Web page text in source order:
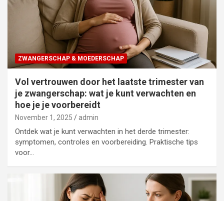
ZWANGERSCHAP & MOEDERSCHAP
Vol vertrouwen door het laatste trimester van
je zwangerschap: wat je kunt verwachten en
hoe je je voorbereidt
November 1, 2025 admin
Ontdek wat je kunt verwachten in het derde trimester:
symptomen, controles en voorbereiding. Praktische tips
voor…